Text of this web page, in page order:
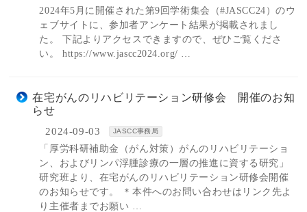
2024年5月に開催された第9回学術集会（#JASCC24）のウ
ェブサイトに、参加者アンケート結果が掲載されまし
た。 下記よりアクセスできますので、ぜひご覧くださ
い。 https://www.jascc2024.org/ …
在宅がんのリハビリテーション研修会 開催のお知
らせ
2024-09-03 JASCC事務局
「厚労科研補助金（がん対策）がんのリハビリテーショ
ン、およびリンパ浮腫診療の一層の推進に資する研究」
研究班より、在宅がんのリハビリテーション研修会開催
のお知らせです。 ＊本件へのお問い合わせはリンク先よ
り主催者までお願い …